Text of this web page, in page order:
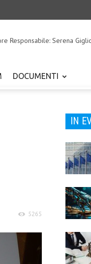
Responsabile: Serena
DOCUMENTI
5265
IN